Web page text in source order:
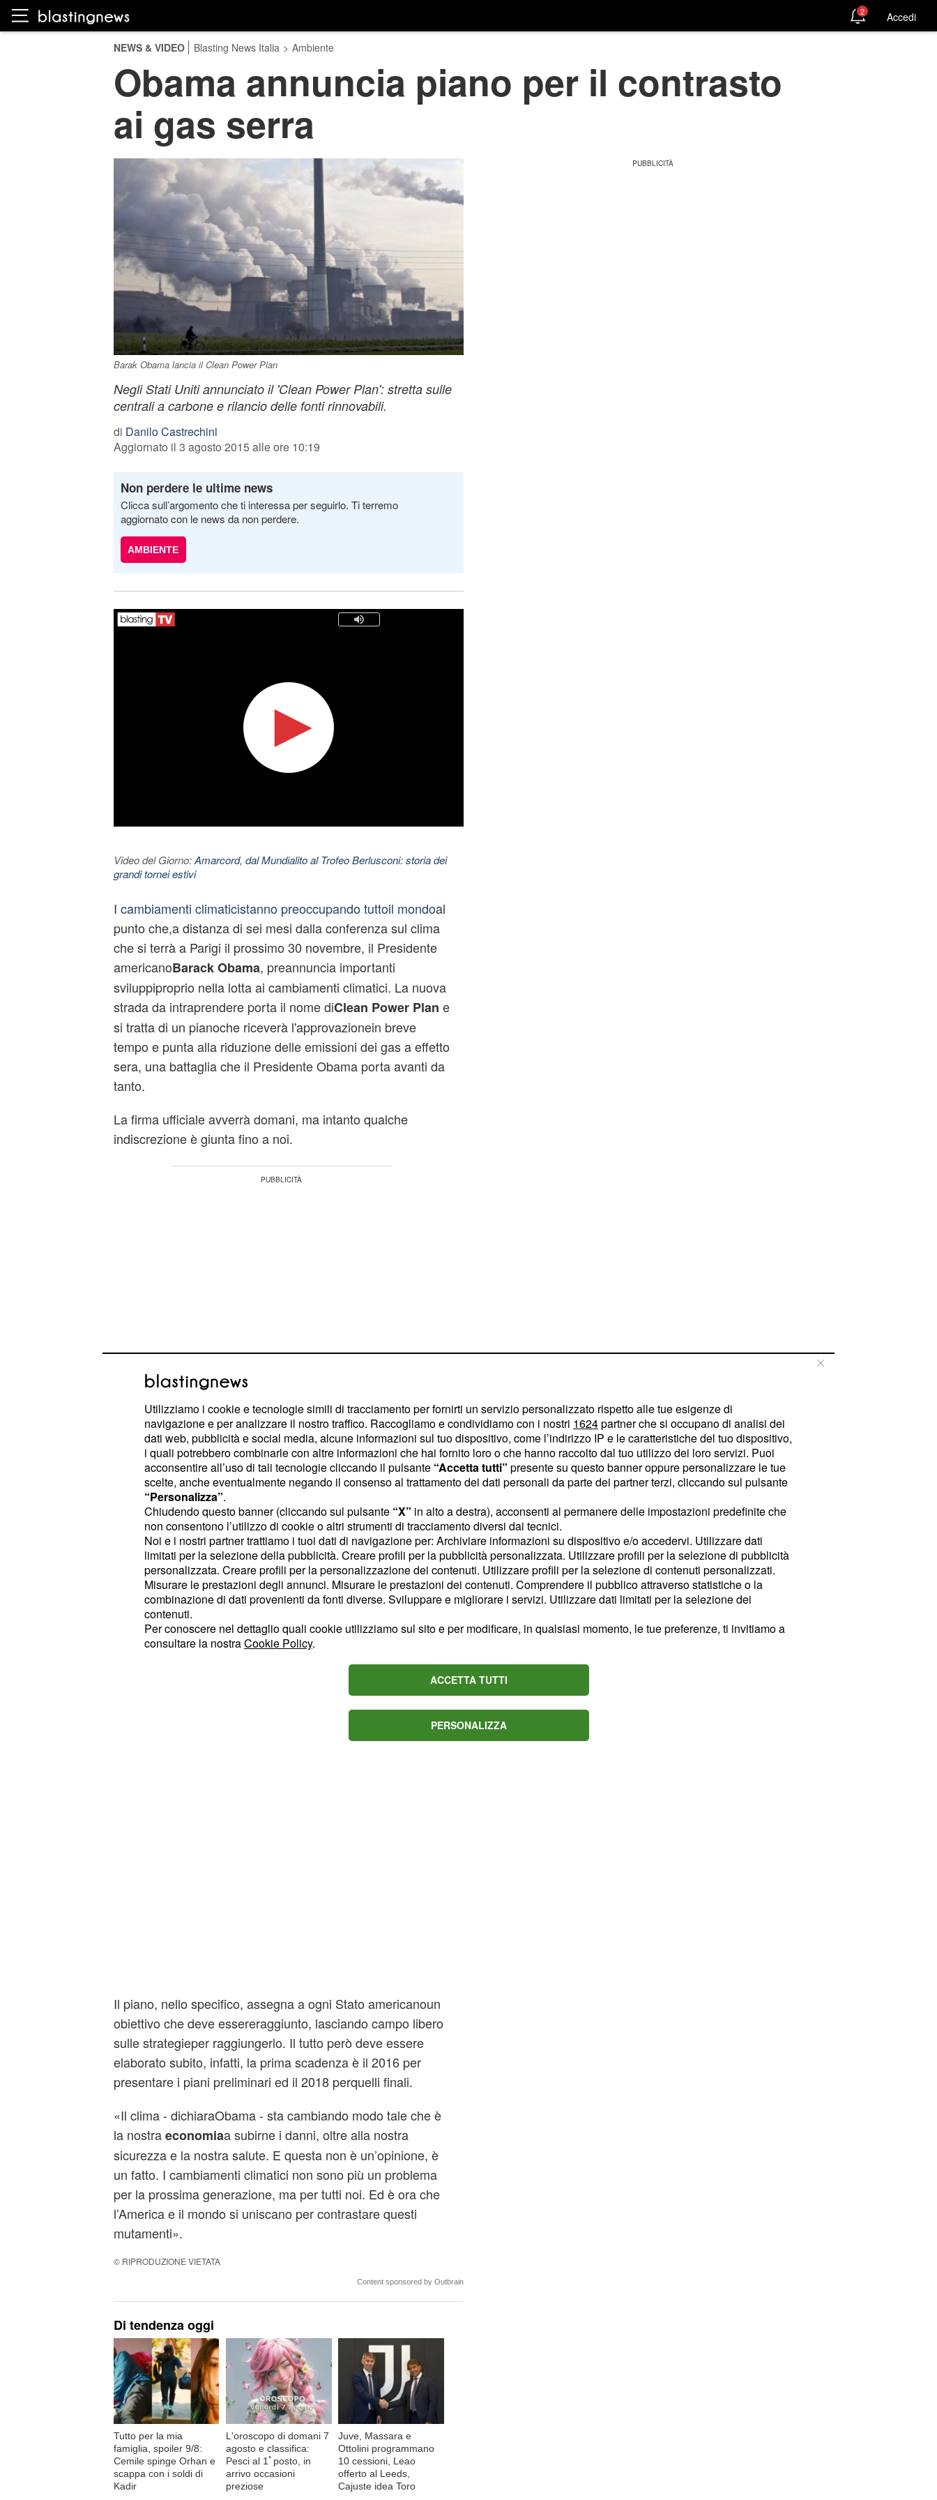
2 Accedi
NEWS & VIDEO Blasting News Italia > Ambiente
Obama annuncia piano per il contrasto
ai gas serra
Barak Obama lancia il Clean Power Plan
Negli Stati Uniti annunciato il 'Clean Power Plan': stretta sulle
centrali a carbone e rilancio delle fonti rinnovabili.
di Danilo Castrechini
Aggiornato il 3 agosto 2015 alle ore 10:19
Non perdere le ultime news
Clicca sull’argomento che ti interessa per seguirlo. Ti terremo
aggiornato con le news da non perdere.
AMBIENTE
Video del Giorno:Amarcord, dal Mundialito al Trofeo Berlusconi: storia dei
grandi tornei estivi
I cambiamenti climaticistanno preoccupando tuttoil mondoal
punto che,a distanza di sei mesi dalla conferenza sul clima
che si terrà a Parigi il prossimo 30 novembre, il Presidente
americanoBarack Obama, preannuncia importanti
sviluppiproprio nella lotta ai cambiamenti climatici. La nuova
strada da intraprendere porta il nome diClean Power Plan e
si tratta di un pianoche riceverà l'approvazionein breve
tempo e punta alla riduzione delle emissioni dei gas a effetto
sera, una battaglia che il Presidente Obama porta avanti da
tanto.
La firma ufficiale avverrà domani, ma intanto qualche
indiscrezione è giunta fino a noi.
Secondo quanto riferito dal 'New York Times', il
pianoprevede iltaglio delle emissioni dai livelli del 2005 entro
il 2030, inoltre, il provvedimento prenderà di mira anche
centrali a carbone, che da sole emettono in atmosfera il
31% dei gas nocivi negli Stati Uniti; principalmente loStato
avrà l'obbligo di ridurre le emissioni degli impianti a carbone
e di attuare le riforme che portino ad unutilizzo più
sostenibiledell’elettricità fornita allecase di milioni di
abitanti. Secondo il Presidente degli Stati Uniti questo è «un
grande e importante passo mai intrapreso per nella lotta ai
cambiamenti climatici».
Tutte le misure previste nel pianopotrebbero portare,
secondo le stime, alla chiusura di moltecentrali elettriche a
sostenibili, come gli impianti eolici o solari, che
Il piano, nello specifico, assegna a ogni Stato americanoun
obiettivo che deve essereraggiunto, lasciando campo libero
sulle strategieper raggiungerlo. Il tutto però deve essere
elaborato subito, infatti, la prima scadenza è il 2016 per
presentare i piani preliminari ed il 2018 perquelli finali.
«Il clima - dichiaraObama - sta cambiando modo tale che è
la nostraeconomiaa subirne i danni, oltre alla nostra
sicurezza e la nostra salute. E questa non è un’opinione, è
un fatto. I cambiamenti climatici non sono più un problema
per la prossima generazione, ma per tutti noi. Ed è ora che
l’America e il mondo si uniscano per contrastare questi
mutamenti».
© RIPRODUZIONE VIETATA
Content sponsored by Outbrain
Di tendenza oggi
Tutto per la mia
famiglia, spoiler 9/8:
Cemile spinge Orhan e
scappa con i soldi di
Kadir
L'oroscopo di domani 7
agosto e classifica:
Pesci al 1ﾟposto, in
arrivo occasioni
preziose
Juve, Massara e
Ottolini programmano
10 cessioni, Leao
offerto al Leeds,
Cajuste idea Toro
Utilizziamo i cookie e tecnologie simili di tracciamento per fornirti un servizio personalizzato rispetto alle tue esigenze di
navigazione e per analizzare il nostro traffico. Raccogliamo e condividiamo con i nostri 1624partner che si occupano di analisi dei
dati web, pubblicità e social media, alcune informazioni sul tuo dispositivo, come l’indirizzo IP e le caratteristiche del tuo dispositivo,
i quali potrebbero combinarle con altre informazioni che hai fornito loro o che hanno raccolto dal tuo utilizzo dei loro servizi. Puoi
acconsentire all’uso di tali tecnologie cliccando il pulsante “Accetta tutti” presente su questo banner oppure personalizzare le tue
scelte, anche eventualmente negando il consenso al trattamento dei dati personali da parte dei partner terzi, cliccando sul pulsante
“Personalizza”.
Chiudendo questo banner (cliccando sul pulsante “X” in alto a destra), acconsenti al permanere delle impostazioni predefinite che
non consentono l’utilizzo di cookie o altri strumenti di tracciamento diversi dai tecnici.
Noi e i nostri partner trattiamo i tuoi dati di navigazione per: Archiviare informazioni su dispositivo e/o accedervi. Utilizzare dati
limitati per la selezione della pubblicità. Creare profili per la pubblicità personalizzata. Utilizzare profili per la selezione di pubblicità
personalizzata. Creare profili per la personalizzazione dei contenuti. Utilizzare profili per la selezione di contenuti personalizzati.
Misurare le prestazioni degli annunci. Misurare le prestazioni dei contenuti. Comprendere il pubblico attraverso statistiche o la
combinazione di dati provenienti da fonti diverse. Sviluppare e migliorare i servizi. Utilizzare dati limitati per la selezione dei
contenuti.
Per conoscere nel dettaglio quali cookie utilizziamo sul sito e per modificare, in qualsiasi momento, le tue preferenze, ti invitiamo a
consultare la nostraCookie Policy.
ACCETTA TUTTI
PERSONALIZZA